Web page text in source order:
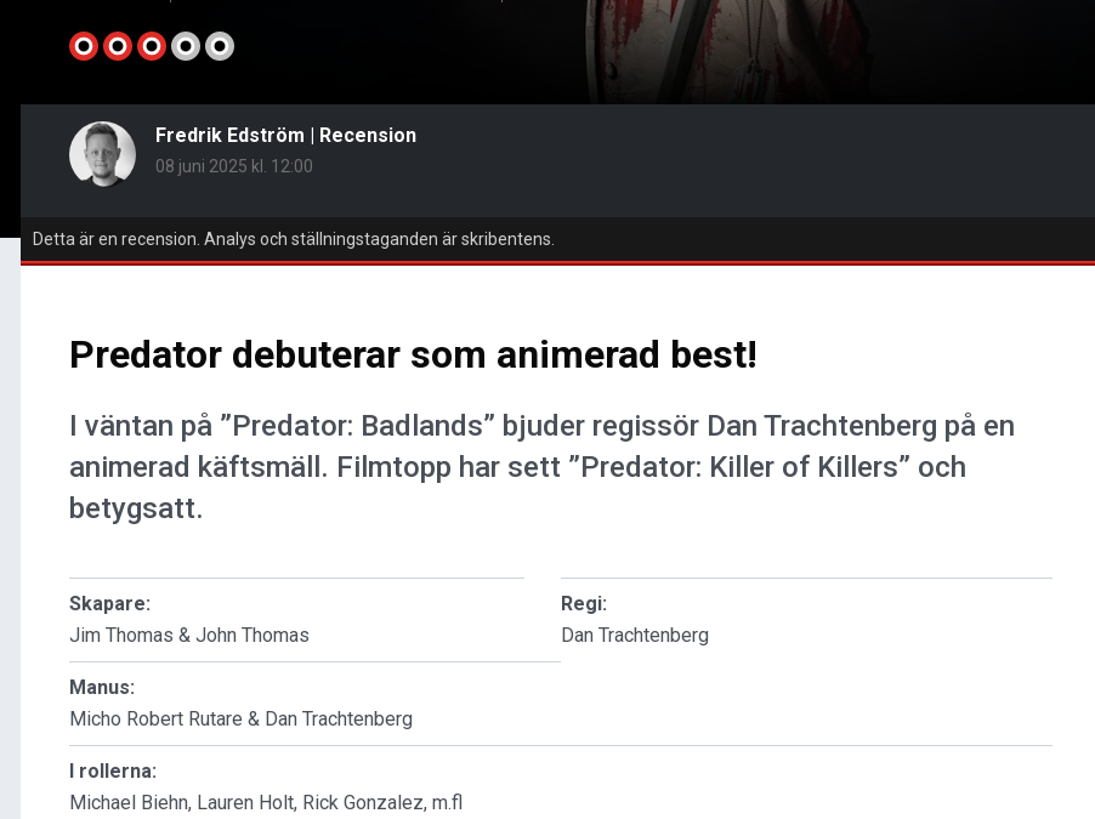
Fredrik Edström | Recension
08 juni 2025 kl. 12:00
Detta är en recension. Analys och ställningstaganden är skribentens.
Predator debuterar som animerad best!
I väntan på ”Predator: Badlands” bjuder regissör Dan Trachtenberg på en
animerad käftsmäll. Filmtopp har sett ”Predator: Killer of Killers” och
betygsatt.
Skapare:
Jim Thomas & John Thomas
Regi:
Dan Trachtenberg
Manus:
Micho Robert Rutare & Dan Trachtenberg
I rollerna:
Michael Biehn, Lauren Holt, Rick Gonzalez, m.fl